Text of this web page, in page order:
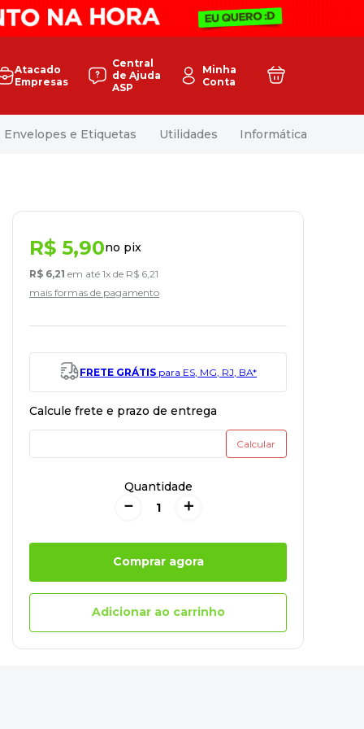
Atacado
Empresas
Central
de Ajuda
ASP
Minha
Conta
Envelopes e Etiquetas Utilidades Informática
R$ 5,90no pix
R$ 6,21 em até1x de R$ 6 ,21
mais formas de pagamento
FRETE GRÁTIS para ES, MG, RJ, BA*
Quantidade
＋
－
Comprar agora
Adicionar ao carrinho